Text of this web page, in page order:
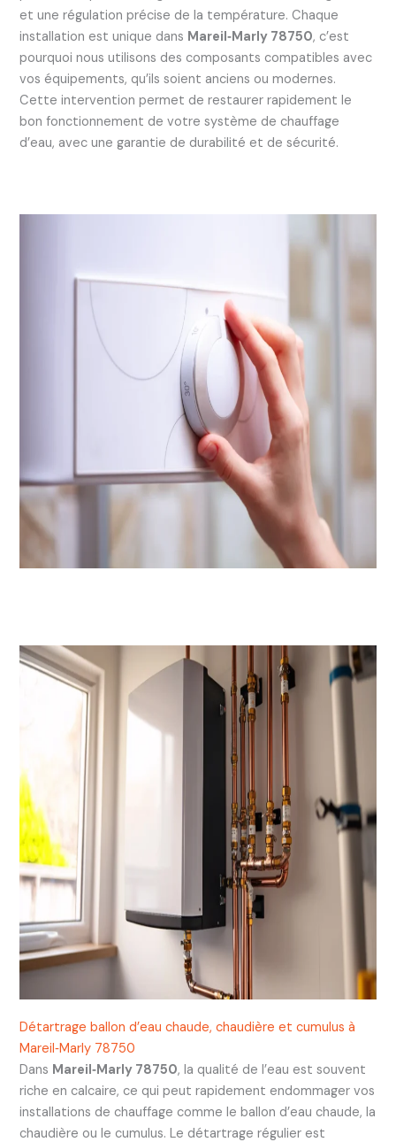
et une régulation précise de la température. Chaque
installation est unique dans Mareil‑Marly 78750, c’est
pourquoi nous utilisons des composants compatibles avec
vos équipements, qu’ils soient anciens ou modernes.
Cette intervention permet de restaurer rapidement le
bon fonctionnement de votre système de chauffage
d’eau, avec une garantie de durabilité et de sécurité.
Détartrage ballon d’eau chaude, chaudière et cumulus à
Mareil‑Marly 78750
Dans Mareil‑Marly 78750, la qualité de l’eau est souvent
riche en calcaire, ce qui peut rapidement endommager vos
installations de chauffage comme le ballon d’eau chaude, la
chaudière ou le cumulus. Le détartrage régulier est